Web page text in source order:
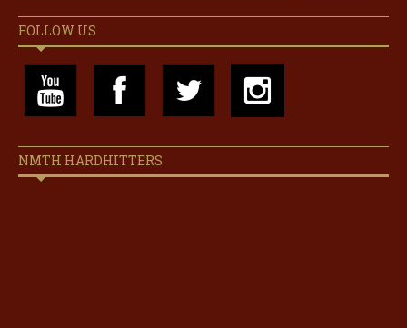
FOLLOW US
NMTH HARDHITTERS